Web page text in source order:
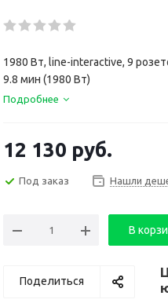
1980 Вт, line-interactive, 9
9.8 мин (1980 Вт)
Подробнее
12 130 руб.
Под заказ Нашли
В
Поделиться